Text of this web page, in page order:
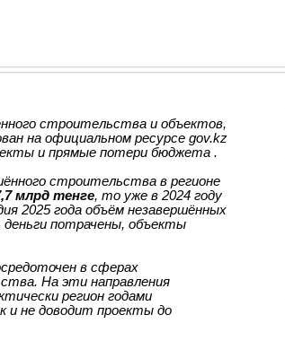
строительства и объектов,
на официальном ресурсе gov.kz
и прямые потери бюджета .
строительства в регионе
млрд тенге, то уже в 2024 году
2025 года объём незавершённых
деньги потрачены, объекты
в сферах
На эти направления
регион годами
и не доводит проекты до